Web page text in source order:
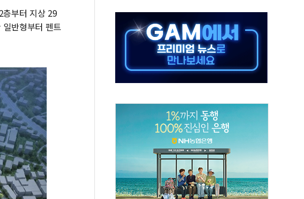
내 최대 규모 400MW 태양광 착공…여의도 1.6배 규모
유가 상승에 소폭 하락...금융주 낙폭 커
부터 지상 29
반형부터 펜트